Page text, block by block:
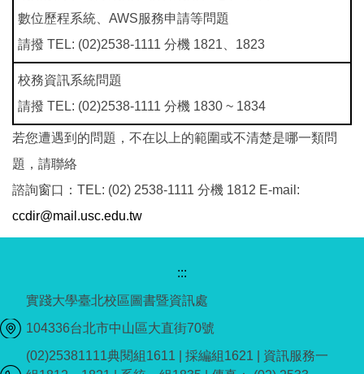
數位歷程系統、AWS服務申請等問題
請撥 TEL: (02)2538-1111 分機 1821、1823
校務資訊系統問題
請撥 TEL: (02)2538-1111 分機 1830 ~ 1834
若您遭遇到的問題，不在以上的範圍或不清楚是哪一類問
題，請聯絡
諮詢窗口：TEL: (02) 2538-1111 分機 1812 E-mail:
ccdir@mail.usc.edu.tw
:::
實踐大學臺北校區圖書暨資訊處
104336台北市中山區大直街70號
(02)25381111典閱組1611 | 採編組1621 | 資訊服務一